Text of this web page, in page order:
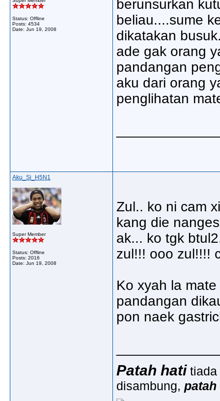
Status: Offline
Posts: 4534
Date: Jun 19, 2008
berunsurkan
beliau....sume
dikatakan
ade gak orang
pandangan
aku dari orang
penglihatan
Aku_Si_H5N1
Super Member
Status: Offline
Posts: 2016
Date: Jun 19, 2008
Zul.. ko ni cam
kang die
ak... ko tgk
zul!!! ooo zul!!!!
Ko xyah la
pandangan
pon naek
Patah hatitiada
disambung,